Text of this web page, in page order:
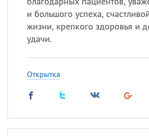
и большого успеха,
жизни, крепкого здоровья и
удачи.
Открытка